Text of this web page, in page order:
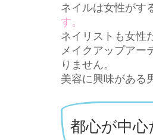
ネイルは女性がす
す。
ネイリストも女性
メイクアップアー
りません。
美容に興味がある
都心が中